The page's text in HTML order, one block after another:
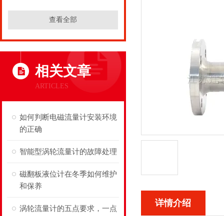
查看全部
相关文章
ARTICLES
如何判断电磁流量计安装环境
的正确
智能型涡轮流量计的故障处理
磁翻板液位计在冬季如何维护
和保养
涡轮流量计的五点要求，一点
详情介绍